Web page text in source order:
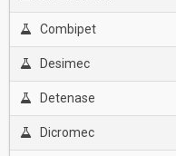
Combipet
Desimec
Detenase
Dicromec